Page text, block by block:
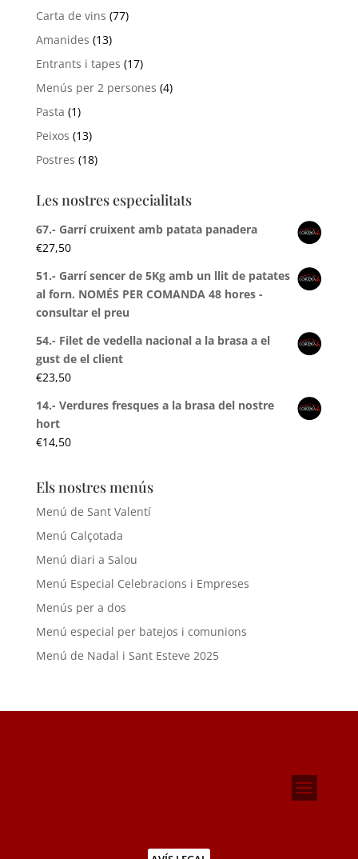
Carta de vins (77)
Amanides (13)
Entrants i tapes (17)
Menús per 2 persones (4)
Pasta (1)
Peixos (13)
Postres (18)
Les nostres especialitats
67.- Garrí cruixent amb patata panadera
€27,50
51.- Garrí sencer de 5Kg amb un llit de patates
al forn. NOMÉS PER COMANDA 48 hores -
consultar el preu
54.- Filet de vedella nacional a la brasa a el
gust de el client
€23,50
14.- Verdures fresques a la brasa del nostre
hort
€14,50
Els nostres menús
Menú de Sant Valentí
Menú Calçotada
Menú diari a Salou
Menú Especial Celebracions i Empreses
Menús per a dos
Menú especial per batejos i comunions
Menú de Nadal i Sant Esteve 2025